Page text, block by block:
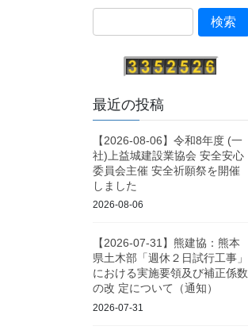
最近の投稿
【2026-08-06】令和8年度 (一
社)上益城建設業協会 安全安心
委員会主催 安全祈願祭を開催
しました
2026-08-06
【2026-07-31】熊建協：熊本
県土木部「週休２日試行工事」
における実施要領及び補正係数
の改 定について（通知）
2026-07-31